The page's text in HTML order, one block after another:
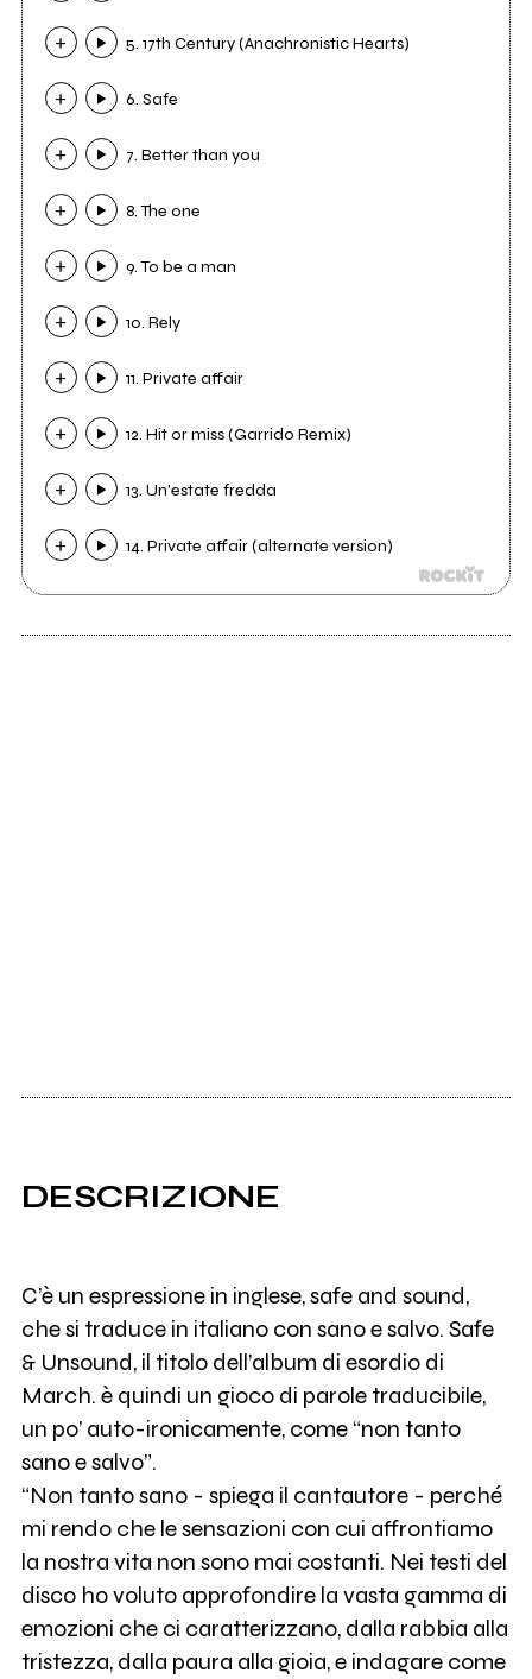
5. 17th Century (Anachronistic Hearts)
6. Safe
7. Better than you
8. The one
9. To be a man
10. Rely
11. Private affair
12. Hit or miss (Garrido Remix)
13. Un'estate fredda
14. Private affair (alternate version)
DESCRIZIONE
C’è un espressione in inglese, safe and sound,
che si traduce in italiano con sano e salvo. Safe
& Unsound, il titolo dell’album di esordio di
March. è quindi un gioco di parole traducibile,
un po’ auto-ironicamente, come “non tanto
sano e salvo”.
“Non tanto sano - spiega il cantautore - perché
mi rendo che le sensazioni con cui affrontiamo
la nostra vita non sono mai costanti. Nei testi del
disco ho voluto approfondire la vasta gamma di
emozioni che ci caratterizzano, dalla rabbia alla
tristezza, dalla paura alla gioia, e indagare come